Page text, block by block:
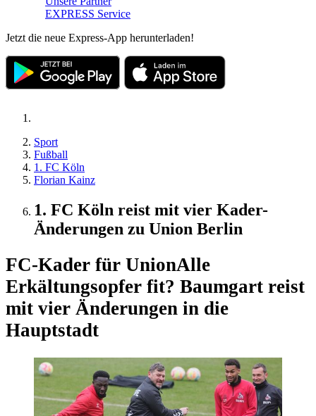
EXPRESS Service
Jetzt die neue Express-App herunterladen!
Sport
Fußball
1. FC Köln
Florian Kainz
1. FC Köln reist mit vier Kader-
Änderungen zu Union Berlin
FC-Kader für UnionAlle
Erkältungsopfer fit? Baumgart reist
mit vier Änderungen in die
Hauptstadt